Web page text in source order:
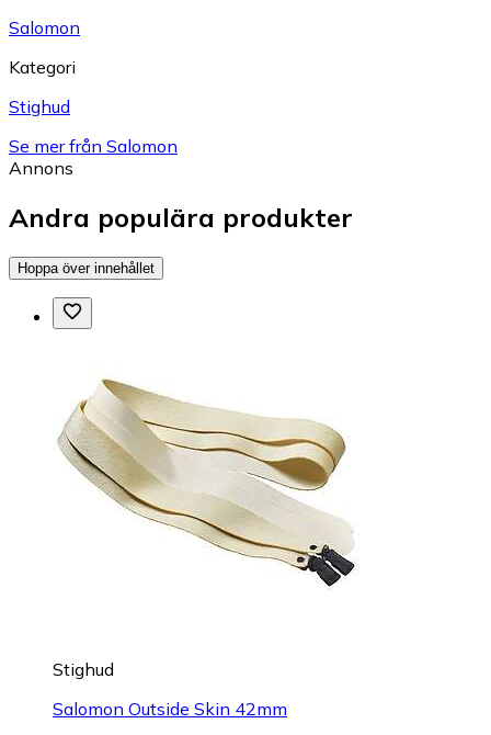
Salomon
Kategori
Stighud
Se mer från Salomon
Annons
Andra populära produkter
Hoppa över innehållet
Stighud
Salomon Outside Skin 42mm